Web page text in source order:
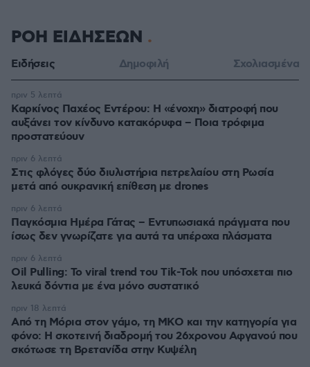
ΡΟΗ ΕΙΔΗΣΕΩΝ
Ειδήσεις Δημοφιλή Σχολιασμένα
Καρκίνος Παχέος Εντέρου: Η «ένοχη» διατροφή που
αυξάνει τον κίνδυνο κατακόρυφα – Ποια τρόφιμα
προστατεύουν
πριν 5 λεπτά
Στις φλόγες δύο διυλιστήρια πετρελαίου στη Ρωσία
μετά από ουκρανική επίθεση με drones
πριν 6 λεπτά
Παγκόσμια Ημέρα Γάτας – Εντυπωσιακά πράγματα που
ίσως δεν γνωρίζατε για αυτά τα υπέροχα πλάσματα
πριν 6 λεπτά
Oil Pulling: To viral trend του Tik-Tok που υπόσχεται πιο
λευκά δόντια με ένα μόνο συστατικό
πριν 6 λεπτά
Από τη Μόρια στον γάμο, τη ΜΚΟ και την κατηγορία για
φόνο: Η σκοτεινή διαδρομή του 26χρονου Αφγανού που
σκότωσε τη Βρετανίδα στην Κυψέλη
πριν 18 λεπτά